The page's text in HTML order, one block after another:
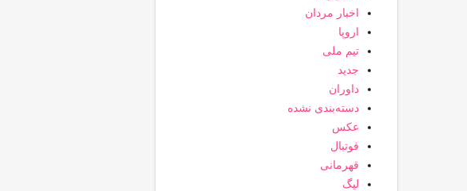
اخبار مردان
اروپا
تیم ملی
جدید
داوران
دسته‌بندی نشده
عکس
فوتبال
قهرمانی
لیگ